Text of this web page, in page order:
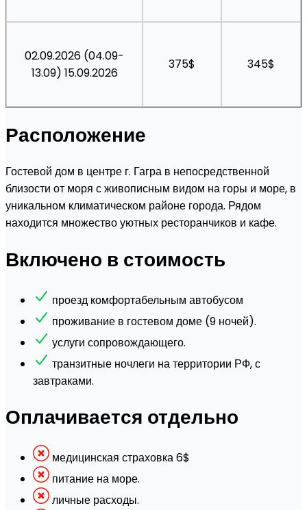
02.09.2026 (04.09-
13.09) 15.09.2026
375$ 345$
Расположение
Гостевой дом в центре г. Гагра в непосредственной
близости от моря с живописным видом на горы и море, в
уникальном климатическом районе города. Рядом
находится множество уютных ресторанчиков и кафе.
Включено в стоимость
проезд комфортабельным автобусом
проживание в гостевом доме (9 ночей).
услуги сопровождающего.
транзитные ночлеги на территории РФ, с
завтраками.
Оплачивается отдельно
медицинская страховка 6$
питание на море.
личные расходы.